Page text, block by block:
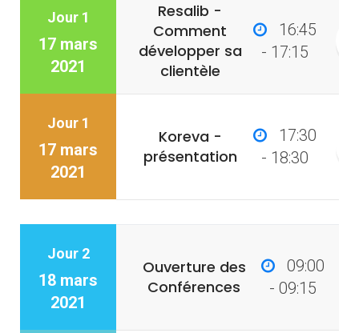
Jour 1
17 mars
2021
Resalib -
Comment
développer sa
clientèle
16:45
- 17:15
Jour 1
17 mars
2021
Koreva -
présentation
17:30
- 18:30
Jour 2
18 mars
2021
Ouverture des
Conférences
09:00
- 09:15